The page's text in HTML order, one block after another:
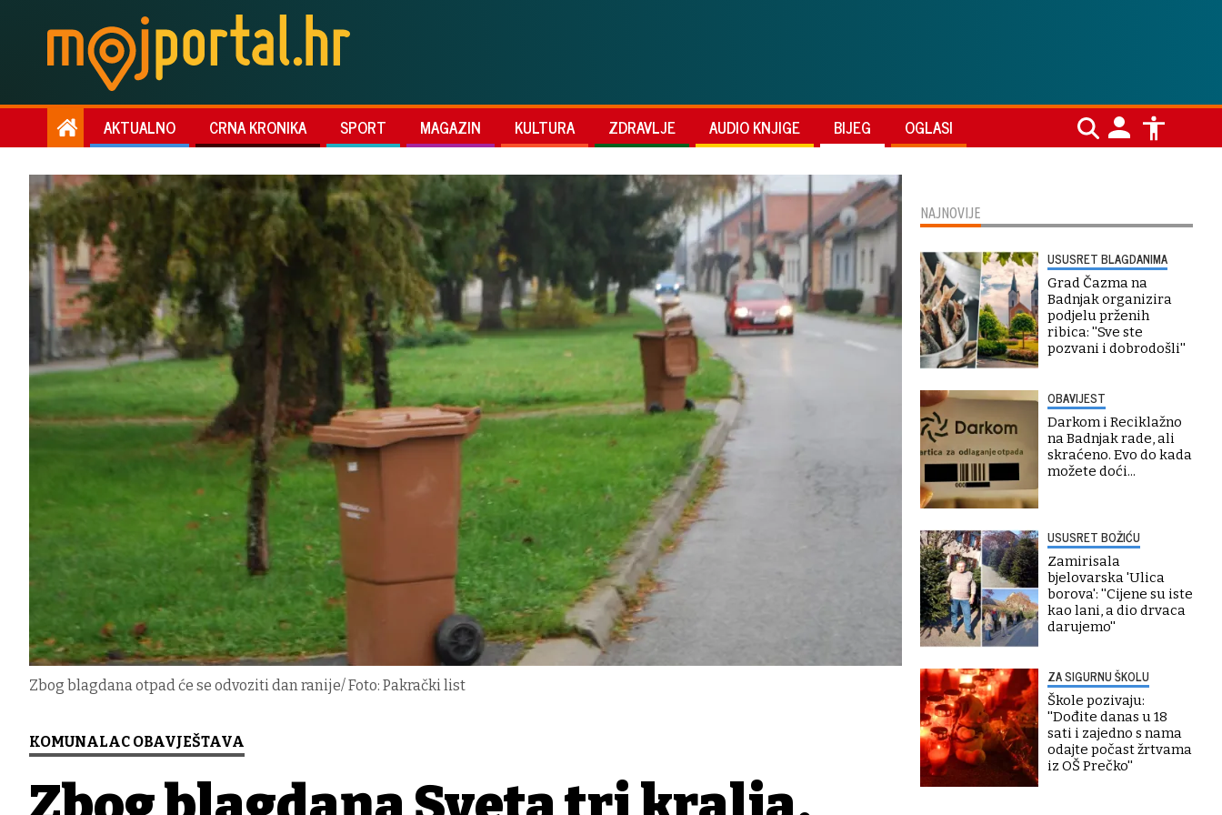
AKTUALNO CRNA KRONIKA SPORT MAGAZIN KULTURA ZDRAVLJE AUDIO KNJIGE BIJEG OGLASI
Zbog blagdana otpad će se odvoziti dan ranije/ Foto: Pakrački list
KOMUNALAC OBAVJEŠTAVA
NAJNOVIJE
USUSRET BLAGDANIMA
Grad Čazma na
Badnjak organizira
podjelu prženih
ribica: ''Sve ste
pozvani i dobrodošli''
OBAVIJEST
Darkom i Reciklažno
na Badnjak rade, ali
skraćeno. Evo do kada
možete doći...
USUSRET BOŽIĆU
Zamirisala
bjelovarska 'Ulica
borova': ''Cijene su iste
kao lani, a dio drvaca
darujemo''
ZA SIGURNU ŠKOLU
Škole pozivaju:
''Dođite danas u 18
sati i zajedno s nama
odajte počast žrtvama
iz OŠ Prečko''